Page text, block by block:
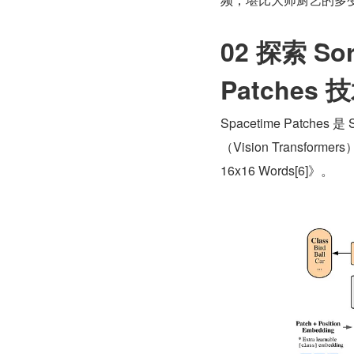
02 探索
Patches
Spacetime Patches 是
（Vision
16x16 Words[6]》。